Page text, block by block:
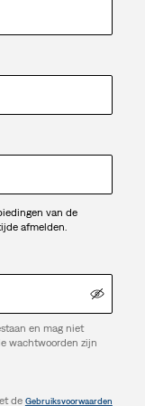
van de
afmelden.
en mag niet
wachtwoorden zijn
de Gebruiksvoorwaarden